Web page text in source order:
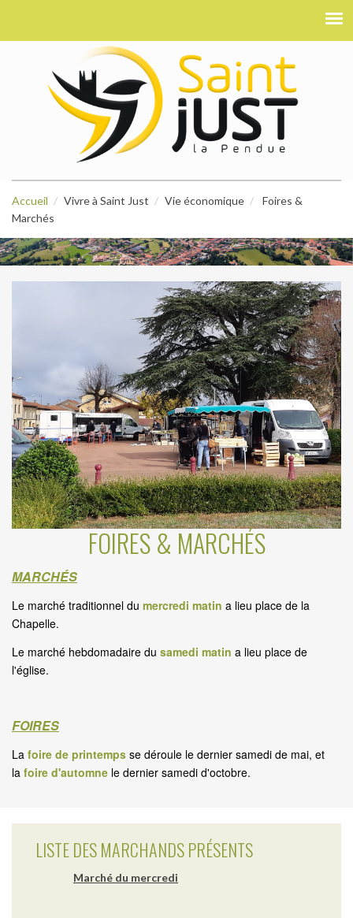
Accueil Vivre à Saint Just Vie économique
Foires &
Marchés
FOIRES & MARCHÉS
MARCHÉS
Le marché traditionnel du mercredi matin a lieu place de la
Chapelle.
Le marché hebdomadaire du samedi matin a lieu place de
l'église.
FOIRES
La foire de printemps se déroule le dernier samedi de mai, et
la foire d'automne le dernier samedi d'octobre.
LISTE DES MARCHANDS PRÉSENTS
Marché du mercredi